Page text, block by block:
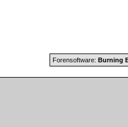
Forensoftware: Burning